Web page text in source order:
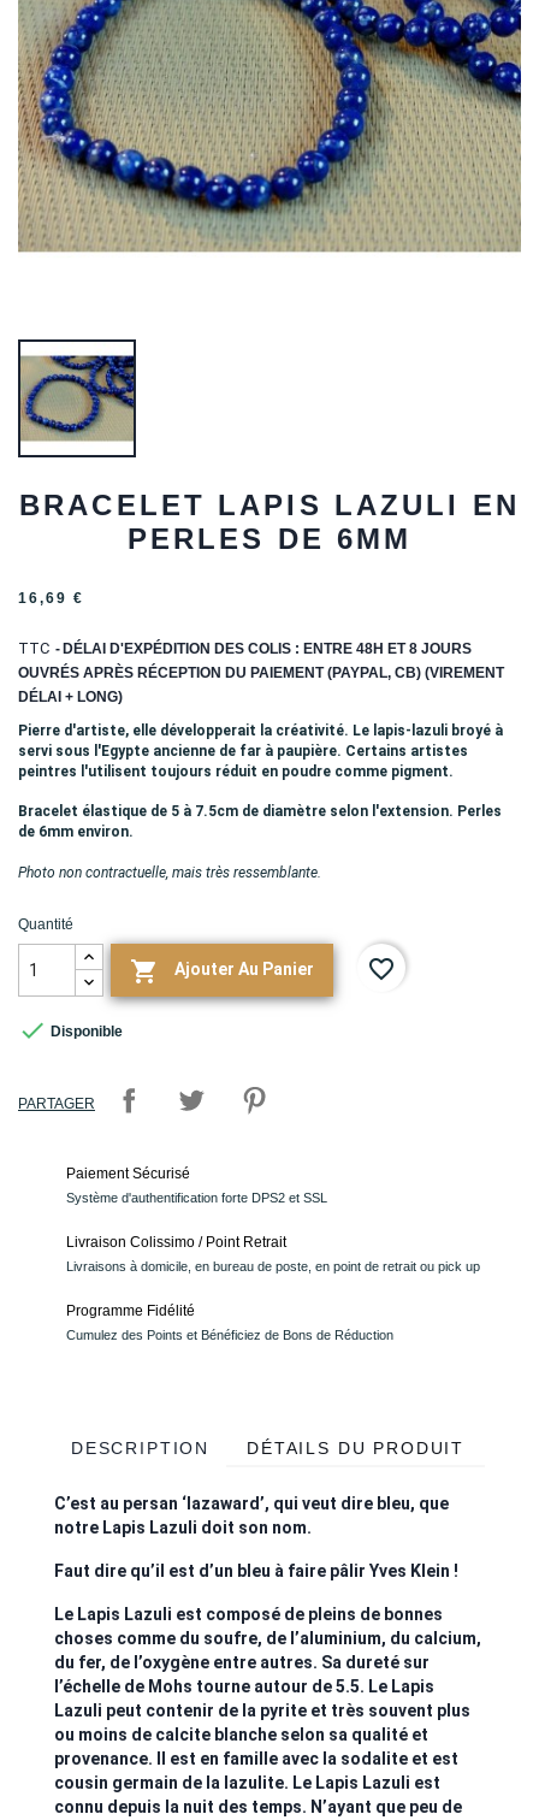
BRACELET LAPIS LAZULI EN
PERLES DE 6MM
16,69 €
TTC
DÉLAI D'EXPÉDITION DES COLIS : ENTRE 48H ET 8 JOURS
OUVRÉS APRÈS RÉCEPTION DU PAIEMENT (PAYPAL, CB) (VIREMENT
DÉLAI + LONG)
Pierre d'artiste, elle développerait la créativité. Le lapis-lazuli broyé à
servi sous l'Egypte ancienne de far à paupière. Certains artistes
peintres l'utilisent toujours réduit en poudre comme pigment.
Bracelet élastique de 5 à 7.5cm de diamètre selon l'extension. Perles
de 6mm environ.
Photo non contractuelle, mais très ressemblante.
Quantité
 Ajouter Au Panier favorite_border
 Disponible
PARTAGER
Paiement Sécurisé
Système d'authentification forte DPS2 et SSL
Livraison Colissimo / Point Retrait
Livraisons à domicile, en bureau de poste, en point de retrait ou pick up
Programme Fidélité
Cumulez des Points et Bénéficiez de Bons de Réduction
DESCRIPTION DÉTAILS DU PRODUIT
C’est au persan ‘lazaward’, qui veut dire bleu, que
notre Lapis Lazuli doit son nom.
Faut dire qu’il est d’un bleu à faire pâlir Yves Klein !
Le Lapis Lazuli est composé de pleins de bonnes
choses comme du soufre, de l’aluminium, du calcium,
du fer, de l’oxygène entre autres. Sa dureté sur
l’échelle de Mohs tourne autour de 5.5. Le Lapis
Lazuli peut contenir de la pyrite et très souvent plus
ou moins de calcite blanche selon sa qualité et
provenance. Il est en famille avec la sodalite et est
cousin germain de la lazulite. Le Lapis Lazuli est
connu depuis la nuit des temps. N’ayant que peu de